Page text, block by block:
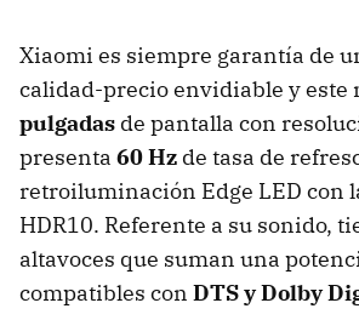
Xiaomi es siempre garantía de
calidad-precio envidiable y este
pulgadas de pantalla con
presenta 60 Hz de tasa de
retroiluminación Edge LED con
HDR10. Referente a su sonido,
altavoces que suman una
compatibles con DTS y Dolby